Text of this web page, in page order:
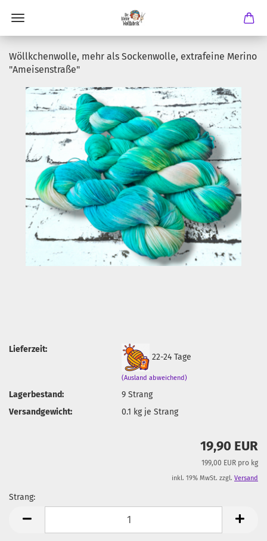
Wöllkchenwolle, mehr als Sockenwolle, extrafeine Merino
"Ameisenstraße"
Lieferzeit:
22-24 Tage
(Ausland abweichend)
Lagerbestand: 9Strang
Versandgewicht:
0.1 kg je Strang
19,90 EUR
199,00 EUR pro kg
inkl. 19% MwSt. zzgl. Versand
Strang: